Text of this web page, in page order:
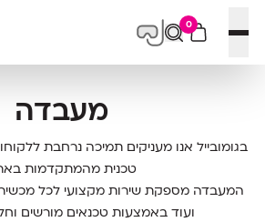
פתח תפריט
0
מעבדה
בגומובייל אנו מעניקים תמיכה נרחבת
טכנית מהמתקדמות
המעבדה מספקת שירות מקצועי לכל
ועוד באמצעות טכנאים מורשים